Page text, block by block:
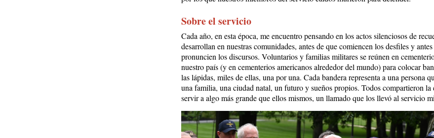
Sobre el servicio
Cada año, en esta época, me encuentro pensando en los actos silenciosos de
desarrollan en nuestras comunidades, antes de que comiencen los desfiles y
pronuncien los discursos. Voluntarios y familias militares se reúnen en
nuestro país (y en cementerios americanos alrededor del mundo) para colocar
las lápidas, miles de ellas, una por una. Cada bandera representa a una persona
una familia, una ciudad natal, un futuro y sueños propios. Todos compartieron la
servir a algo más grande que ellos mismos, un llamado que los llevó al servicio